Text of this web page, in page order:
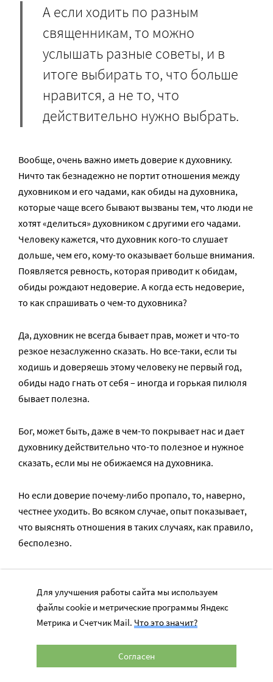
А если ходить по разным
священникам, то можно
услышать разные советы, и в
итоге выбирать то, что больше
нравится, а не то, что
действительно нужно выбрать.
Вообще, очень важно иметь доверие к духовнику.
Ничто так безнадежно не портит отношения между
духовником и его чадами, как обиды на духовника,
которые чаще всего бывают вызваны тем, что люди не
хотят «делиться» духовником с другими его чадами.
Человеку кажется, что духовник кого-то слушает
дольше, чем его, кому-то оказывает больше внимания.
Появляется ревность, которая приводит к обидам,
обиды рождают недоверие. А когда есть недоверие,
то как спрашивать о чем-то духовника?
Да, духовник не всегда бывает прав, может и что-то
резкое незаслуженно сказать. Но все-таки, если ты
ходишь и доверяешь этому человеку не первый год,
обиды надо гнать от себя – иногда и горькая пилюля
бывает полезна.
Бог, может быть, даже в чем-то покрывает нас и дает
духовнику действительно что-то полезное и нужное
сказать, если мы не обижаемся на духовника.
Но если доверие почему-либо пропало, то, наверно,
честнее уходить. Во всяком случае, опыт показывает,
что выяснять отношения в таких случаях, как правило,
бесполезно.
формулы, в которые только подставляй значение и
получай готовый результат. Это всегда личные
индивидуальные отношения, которые должны быть
конечном счете на духовной любви, а не на душевной
привязанности, которая стремится подменить собой
Для улучшения работы сайта мы используем
файлы cookie и метрические программы Яндекс
Метрика и Счетчик Mail. Что это значит?
Согласен